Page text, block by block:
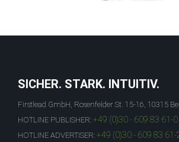
SICHER. STARK. INTUITIV.
Firstlead GmbH, Rosenfelder St. 15-16, 10315
HOTLINE PUBLISHER: +49 (0)30 - 609 83 61-0
HOTLINE ADVERTISER: +49 (0)30 - 609 83 61-